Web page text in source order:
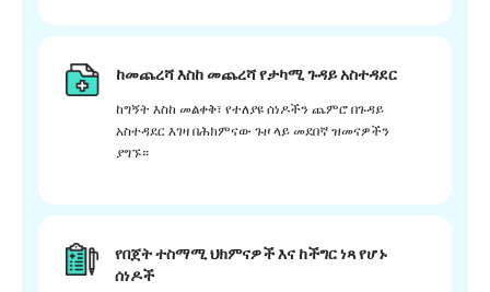
ከመጨረሻ እስከ መጨረሻ የታካሚ ጉዳይ አስተዳደር
ከግኝት እስከ መልቀቅ፣ የተለያዩ ሰነዶችን ጨምሮ በጉዳይ
አስተዳደር እገዛ በሕክምናው ጉዞ ላይ መደበኛ ዝመናዎችን
ያግኙ።
የበጀት ተስማሚ ህክምናዎች እና ከችግር ነጻ የሆኑ
ሰነዶች